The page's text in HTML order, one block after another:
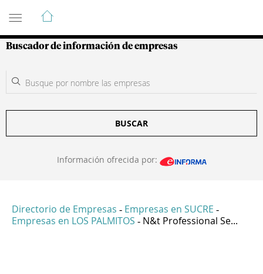
Guía de Empresas Colombianas
Buscador de información de empresas
BUSCAR
Información ofrecida por:
Directorio de Empresas - Empresas en SUCRE -
Empresas en LOS PALMITOS - N&t Professional Se...